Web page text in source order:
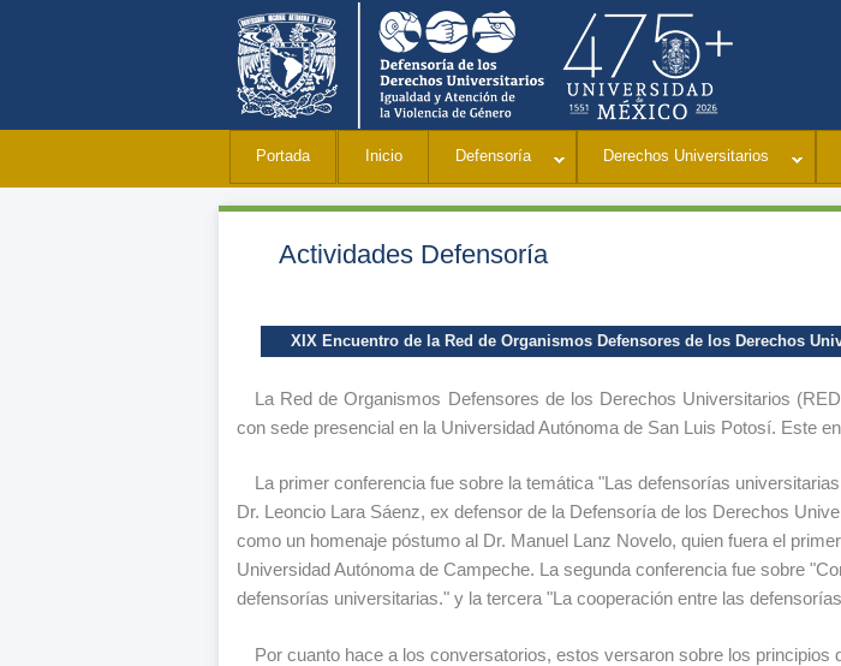
Portada Inicio Defensoría Derechos Universitarios
Actividades Defensoría
XIX Encuentro de la Red de Organismos Defensores de los Derechos
La Red de Organismos Defensores de los Derechos Universitarios
con sede presencial en la Universidad Autónoma de San Luis Potosí. Este
La primer conferencia fue sobre la temática "Las defensorías
Dr. Leoncio Lara Sáenz, ex defensor de la Defensoría de los Derechos
como un homenaje póstumo al Dr. Manuel Lanz Novelo, quien fuera el
Universidad Autónoma de Campeche. La segunda conferencia fue sobre
defensorías universitarias." y la tercera "La cooperación entre las
Por cuanto hace a los conversatorios, estos versaron sobre los